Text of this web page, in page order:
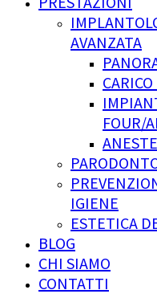
AVANZATA
FOUR/
IGIENE
ESTETICA
BLOG
CHI SIAMO
CONTATTI